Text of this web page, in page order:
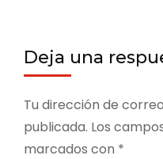
Deja una
Tu dirección de
publicada. Los
marcados con *